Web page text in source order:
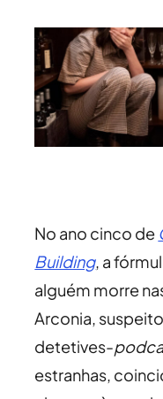
No ano cinco de
Building, a
alguém morre
Arconia,
detetives-
estranhas,